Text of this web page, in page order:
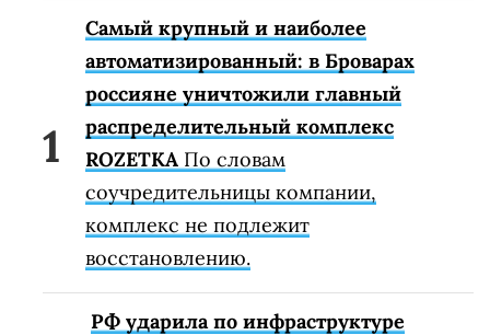
Самый крупный и наиболее
автоматизированный: в Броварах
россияне уничтожили главный
распределительный комплекс
ROZETKA По словам
соучредительницы компании,
комплекс не подлежит
восстановлению.
РФ ударила по инфраструктуре